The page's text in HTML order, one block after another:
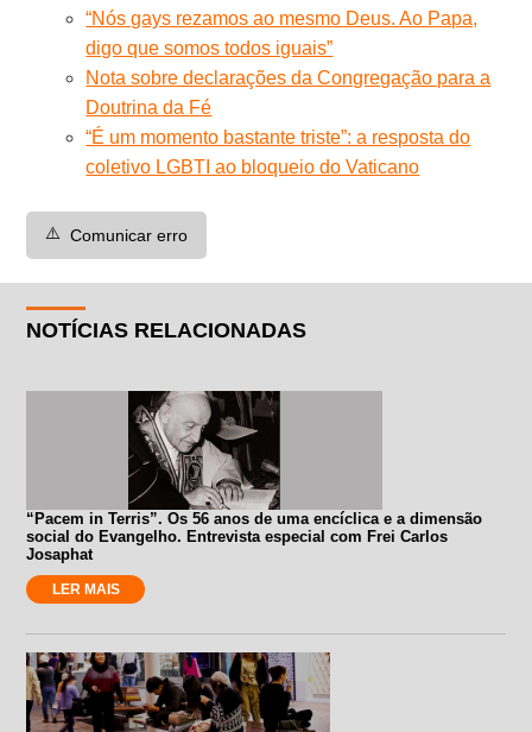
“Nós gays rezamos ao mesmo Deus. Ao Papa,
digo que somos todos iguais”
Nota sobre declarações da Congregação para a
Doutrina da Fé
“É um momento bastante triste”: a resposta do
coletivo LGBTI ao bloqueio do Vaticano
⚠️ Comunicar erro
NOTÍCIAS RELACIONADAS
“Pacem in Terris”. Os 56 anos de uma encíclica e a dimensão
social do Evangelho. Entrevista especial com Frei Carlos
Josaphat
LER MAIS